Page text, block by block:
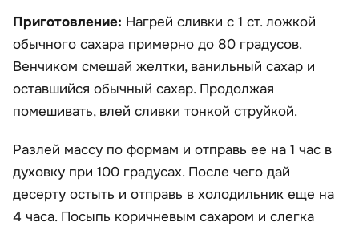
Приготовление: Нагрей сливки с 1 ст. ложкой
обычного сахара примерно до 80 градусов.
Венчиком смешай желтки, ванильный сахар и
оставшийся обычный сахар. Продолжая
помешивать, влей сливки тонкой струйкой.
Разлей массу по формам и отправь ее на 1 час в
духовку при 100 градусах. После чего дай
десерту остыть и отправь в холодильник еще на
4 часа. Посыпь коричневым сахаром и слегка